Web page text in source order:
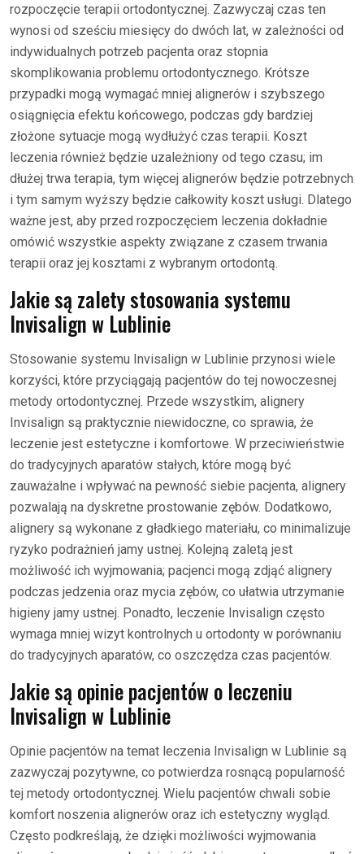
rozpoczęcie terapii ortodontycznej. Zazwyczaj czas ten
wynosi od sześciu miesięcy do dwóch lat, w zależności od
indywidualnych potrzeb pacjenta oraz stopnia
skomplikowania problemu ortodontycznego. Krótsze
przypadki mogą wymagać mniej alignerów i szybszego
osiągnięcia efektu końcowego, podczas gdy bardziej
złożone sytuacje mogą wydłużyć czas terapii. Koszt
leczenia również będzie uzależniony od tego czasu; im
dłużej trwa terapia, tym więcej alignerów będzie potrzebnych
i tym samym wyższy będzie całkowity koszt usługi. Dlatego
ważne jest, aby przed rozpoczęciem leczenia dokładnie
omówić wszystkie aspekty związane z czasem trwania
terapii oraz jej kosztami z wybranym ortodontą.
Jakie są zalety stosowania systemu
Invisalign w Lublinie
Stosowanie systemu Invisalign w Lublinie przynosi wiele
korzyści, które przyciągają pacjentów do tej nowoczesnej
metody ortodontycznej. Przede wszystkim, alignery
Invisalign są praktycznie niewidoczne, co sprawia, że
leczenie jest estetyczne i komfortowe. W przeciwieństwie
do tradycyjnych aparatów stałych, które mogą być
zauważalne i wpływać na pewność siebie pacjenta, alignery
pozwalają na dyskretne prostowanie zębów. Dodatkowo,
alignery są wykonane z gładkiego materiału, co minimalizuje
ryzyko podrażnień jamy ustnej. Kolejną zaletą jest
możliwość ich wyjmowania; pacjenci mogą zdjąć alignery
podczas jedzenia oraz mycia zębów, co ułatwia utrzymanie
higieny jamy ustnej. Ponadto, leczenie Invisalign często
wymaga mniej wizyt kontrolnych u ortodonty w porównaniu
do tradycyjnych aparatów, co oszczędza czas pacjentów.
Jakie są opinie pacjentów o leczeniu
Invisalign w Lublinie
Opinie pacjentów na temat leczenia Invisalign w Lublinie są
zazwyczaj pozytywne, co potwierdza rosnącą popularność
tej metody ortodontycznej. Wielu pacjentów chwali sobie
komfort noszenia alignerów oraz ich estetyczny wygląd.
Często podkreślają, że dzięki możliwości wyjmowania